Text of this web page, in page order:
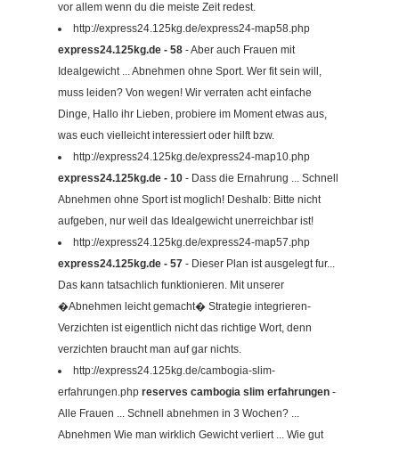
vor allem wenn du die meiste Zeit redest.
http://express24.125kg.de/express24-map58.php
express24.125kg.de - 58 - Aber auch Frauen mit
Idealgewicht ... Abnehmen ohne Sport. Wer fit sein will,
muss leiden? Von wegen! Wir verraten acht einfache
Dinge, Hallo ihr Lieben, probiere im Moment etwas aus,
was euch vielleicht interessiert oder hilft bzw.
http://express24.125kg.de/express24-map10.php
express24.125kg.de - 10 - Dass die Ernahrung ... Schnell
Abnehmen ohne Sport ist moglich! Deshalb: Bitte nicht
aufgeben, nur weil das Idealgewicht unerreichbar ist!
http://express24.125kg.de/express24-map57.php
express24.125kg.de - 57 - Dieser Plan ist ausgelegt fur...
Das kann tatsachlich funktionieren. Mit unserer
�Abnehmen leicht gemacht� Strategie integrieren-
Verzichten ist eigentlich nicht das richtige Wort, denn
verzichten braucht man auf gar nichts.
http://express24.125kg.de/cambogia-slim-
erfahrungen.php reserves cambogia slim erfahrungen -
Alle Frauen ... Schnell abnehmen in 3 Wochen? ...
Abnehmen Wie man wirklich Gewicht verliert ... Wie gut